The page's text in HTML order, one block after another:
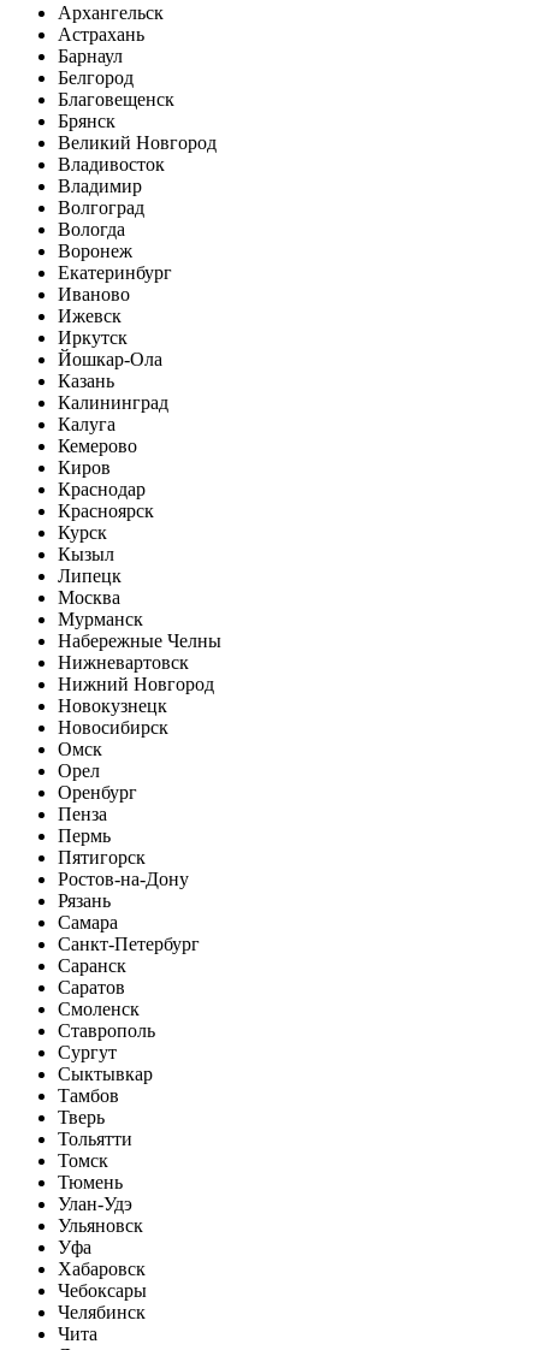
Архангельск
Астрахань
Барнаул
Белгород
Благовещенск
Брянск
Великий Новгород
Владивосток
Владимир
Волгоград
Вологда
Воронеж
Екатеринбург
Иваново
Ижевск
Иркутск
Йошкар-Ола
Казань
Калининград
Калуга
Кемерово
Киров
Краснодар
Красноярск
Курск
Кызыл
Липецк
Москва
Мурманск
Набережные Челны
Нижневартовск
Нижний Новгород
Новокузнецк
Новосибирск
Омск
Орел
Оренбург
Пенза
Пермь
Пятигорск
Ростов-на-Дону
Рязань
Самара
Санкт-Петербург
Саранск
Саратов
Смоленск
Ставрополь
Сургут
Сыктывкар
Тамбов
Тверь
Тольятти
Томск
Тюмень
Улан-Удэ
Ульяновск
Уфа
Хабаровск
Чебоксары
Челябинск
Чита